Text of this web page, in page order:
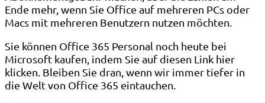
Ende mehr, wenn Sie Office auf mehreren PCs oder
Macs mit mehreren Benutzern nutzen möchten.
Sie können Office 365 Personal noch heute bei
Microsoft kaufen, indem Sie auf diesen Link hier
klicken. Bleiben Sie dran, wenn wir immer tiefer in
die Welt von Office 365 eintauchen.